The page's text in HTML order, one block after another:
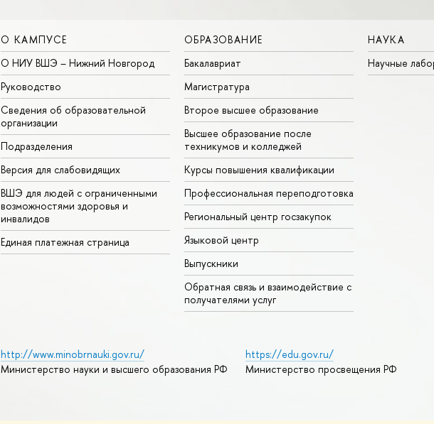
О КАМПУСЕ
О НИУ ВШЭ – Нижний Новгород
Руководство
Сведения об образовательной
организации
Подразделения
Версия для слабовидящих
ВШЭ для людей с ограниченными
возможностями здоровья и
инвалидов
Единая платежная страница
ОБРАЗОВАНИЕ
Бакалавриат
Магистратура
Второе высшее образование
Высшее образование после
техникумов и колледжей
Курсы повышения квалификации
Профессиональная переподготовка
Региональный центр госзакупок
Языковой центр
Выпускники
Обратная связь и взаимодействие с
получателями услуг
НАУКА
Научные
http://www.minobrnauki.gov.ru/
Министерство науки и высшего образования РФ
https://edu.gov.ru/
Министерство просвещения РФ